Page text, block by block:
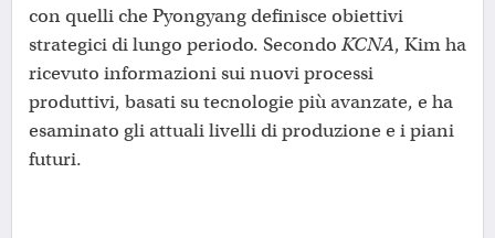
con quelli che Pyongyang definisce obiettivi
strategici di lungo periodo. Secondo KCNA, Kim ha
ricevuto informazioni sui nuovi processi
produttivi, basati su tecnologie più avanzate, e ha
esaminato gli attuali livelli di produzione e i piani
futuri.